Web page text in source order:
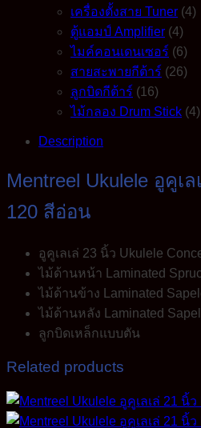
เครื่องตั้งสาย Tuner (4)
ตู้แอมป์ Amplifier (4)
ไมค์คอนเดนเซอร์ (6)
สายสะพายกีต้าร์ (26)
ลูกบิดกีต้าร์ (16)
ไม้กลอง Drum Stick (4)
Description
Mentreel Ukulele อูคูเ
120 สีอ่อน
อูคูเลเล่ 23 นิ้ว Ukulele
ไม้ด้านหน้า Laminated
ไม้ด้านข้าง Laminated
ไม้ด้านหลัง Laminated
ลูกบิดเหล็กแบบตัน
Related products